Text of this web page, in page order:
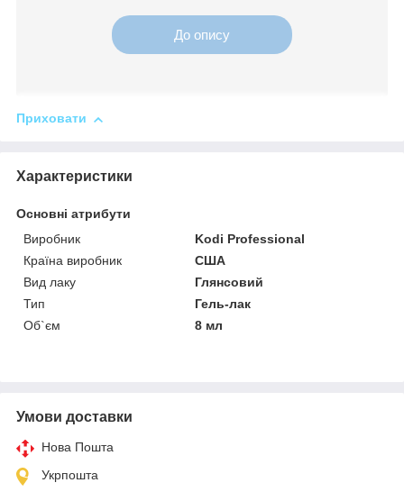
До опису
Приховати
Характеристики
Основні атрибути
Виробник
Kodi Professional
Країна виробник
США
Вид лаку
Глянсовий
Тип
Гель-лак
Об`єм
8 мл
Умови доставки
Нова Пошта
Укрпошта